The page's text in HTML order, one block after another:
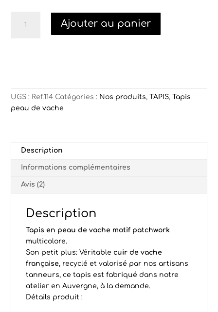
Ajouter au panier
UGS : Ref.114 Catégories : Nos produits, TAPIS, Tapis
peau de vache
Description
Informations complémentaires
Avis (2)
Description
Tapis en peau de vache motif patchwork
multicolore.
Son petit plus: Véritable cuir de vache
française, recyclé et valorisé par nos artisans
tanneurs, ce tapis est fabriqué dans notre
atelier en Auvergne, à la demande.
Détails produit :